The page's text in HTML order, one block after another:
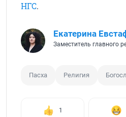
НГС.
Екатерина
Заместитель главного
Пасха Религия
1